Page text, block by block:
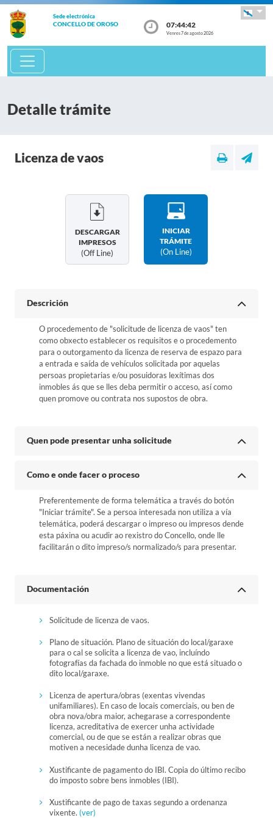
Sede electrónica
CONCELLO DE OROSO 07:44:42
Venres 7 de agosto 2026
Detalle trámite
Licenza de vaos
DESCARGAR
IMPRESOS
(off Line)
INICIAR
TRÁMITE
(on Line)
Descrición
O procedemento de "solicitude de licenza de vaos" ten
como obxecto establecer os requisitos e o procedemento
para o outorgamento da licenza de reserva de espazo para
a entrada e saída de vehículos solicitada por aquelas
persoas propietarias e/ou posuidoras lexítimas dos
inmobles ás que se lles deba permitir o acceso, así como
quen promove ou contrata nos supostos de obra.
Quen pode presentar unha solicitude
Como e onde facer o proceso
Preferentemente de forma telemática a través do botón
"Iniciar trámite". Se a persoa interesada non utiliza a vía
telemática, poderá descargar o impreso ou impresos dende
esta páxina ou acudir ao rexistro do Concello, onde lle
facilitarán o dito impreso/s normalizado/s para presentar.
Documentación
Solicitude de licenza de vaos.
Plano de situación. Plano de situación do local/garaxe
para o cal se solicita a licenza de vao, incluíndo
fotografías da fachada do inmoble no que está situado o
dito local/garaxe.
Licenza de apertura/obras (exentas vivendas
unifamiliares). En caso de locais comerciais, ou ben de
obra nova/obra maior, achegarase a correspondente
licenza, acreditativa de exercer unha actividade
comercial, ou de que se están a realizar obras que
motiven a necesidade dunha licenza de vao.
Xustificante de pagamento do IBI. Copia do último recibo
do imposto sobre bens inmobles (IBI).
Xustificante de pago de taxas segundo a ordenanza
vixente. (ver)